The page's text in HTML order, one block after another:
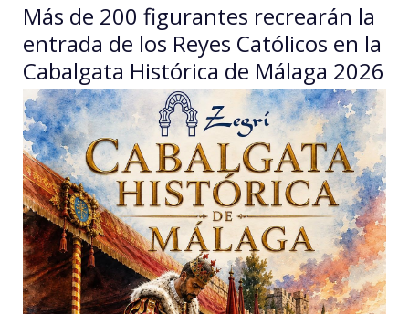
Más de 200 figurantes recrearán la
entrada de los Reyes Católicos en la
Cabalgata Histórica de Málaga 2026